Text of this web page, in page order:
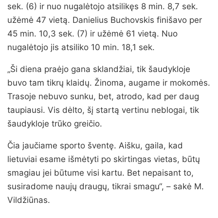
sek. (6) ir nuo nugalėtojo atsilikęs 8 min. 8,7 sek.
užėmė 47 vietą. Danielius Buchovskis finišavo per
45 min. 10,3 sek. (7) ir užėmė 61 vietą. Nuo
nugalėtojo jis atsiliko 10 min. 18,1 sek.
„Ši diena praėjo gana sklandžiai, tik šaudykloje
buvo tam tikrų klaidų. Žinoma, augame ir mokomės.
Trasoje nebuvo sunku, bet, atrodo, kad per daug
taupiausi. Vis dėlto, šį startą vertinu neblogai, tik
šaudykloje trūko greičio.
Čia jaučiame sporto šventę. Aišku, gaila, kad
lietuviai esame išmėtyti po skirtingas vietas, būtų
smagiau jei būtume visi kartu. Bet nepaisant to,
susiradome naujų draugų, tikrai smagu“, – sakė M.
Vildžiūnas.